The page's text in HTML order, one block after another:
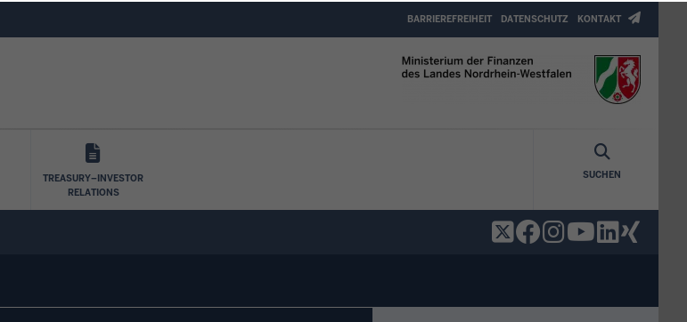
Top
Menu
BARRIEREFREIHEIT DATENSCHUTZ KONTAKT
TREASURY–INVESTOR
RELATIONS
SUCHEN